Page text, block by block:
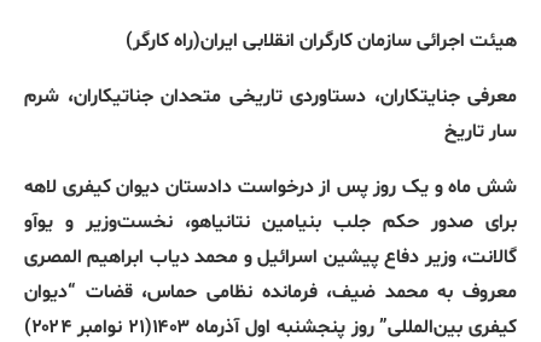
هیئت اجرائی سازمان کارگران انقلابی ایران(راه کارگر)
معرفی جنایتکاران، دستاوردی تاریخی متحدان جناتیکاران، شرم
سار تاریخ
شش ماه و یک روز پس از درخواست دادستان دیوان کیفری لاهه
برای صدور حکم جلب بنیامین نتانیاهو، نخست‌وزیر و یوآو
گالانت، وزیر دفاع پیشین اسرائیل و محمد دیاب ابراهیم المصری
معروف به محمد ضیف، فرمانده نظامی حماس، قضات “دیوان
کیفری بین‌المللی” روز پنجشنبه اول آذرماه ۱۴۰۳(۲۱ نوامبر ۲۰۲۴)